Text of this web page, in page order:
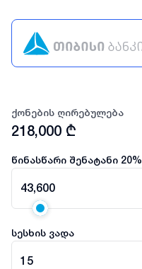
ქონების ღირებულება
218,000 ₾
წინასწარი შენატანი 20%
43,600
სესხის ვადა
15